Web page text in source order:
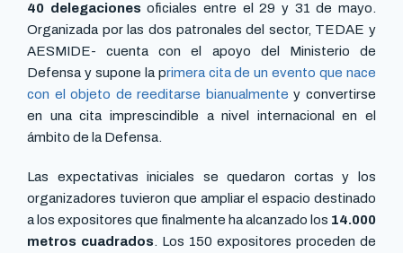
40 delegaciones oficiales entre el 29 y 31 de mayo.
Organizada por las dos patronales del sector, TEDAE y
AESMIDE- cuenta con el apoyo del Ministerio de
Defensa y supone la primera cita de un evento que nace
con el objeto de reeditarse bianualmente y convertirse
en una cita imprescindible a nivel internacional en el
ámbito de la Defensa.
Las expectativas iniciales se quedaron cortas y los
organizadores tuvieron que ampliar el espacio destinado
a los expositores que finalmente ha alcanzado los 14.000
metros cuadrados . Los 150 expositores proceden de